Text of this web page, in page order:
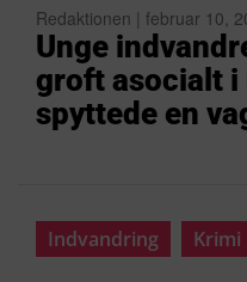
Redaktionen | februar 10,
Unge
groft asocialt i
spyttede en
Indvandring Krimi